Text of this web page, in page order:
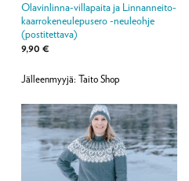
Olavinlinna-villapaita ja Linnanneito-
kaarrokeneulepusero -neuleohje
(postitettava)
9,90 €
Jälleenmyyjä: Taito Shop